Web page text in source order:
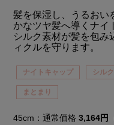
髪を保湿し、うるおい
かなツヤ髪へ導くナイ
シルク素材が髪を包み
ィクルを守ります。
ナイトキャップ シルク
まとまり
45cm：通常価格3,164円